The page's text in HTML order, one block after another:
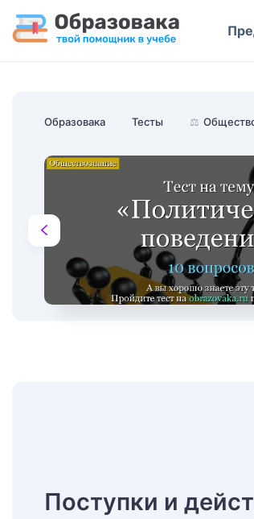
Образовака Тесты ⚖️
Поступки и